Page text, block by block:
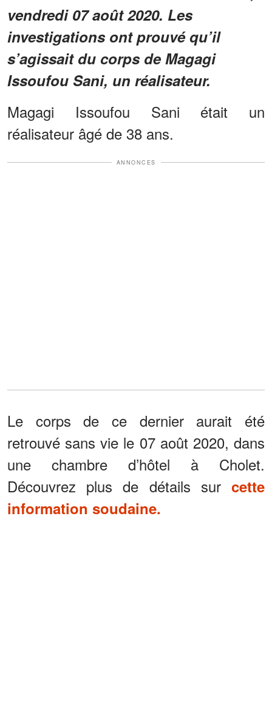
vendredi 07 août 2020. Les
investigations ont prouvé qu’il
s’agissait du corps de Magagi
Issoufou Sani, un réalisateur.
Magagi Issoufou Sani était un
réalisateur âgé de 38 ans.
ANNONCES
Le corps de ce dernier aurait été
retrouvé sans vie le 07 août 2020, dans
une chambre d’hôtel à Cholet.
Découvrez plus de détails sur cette
information soudaine.